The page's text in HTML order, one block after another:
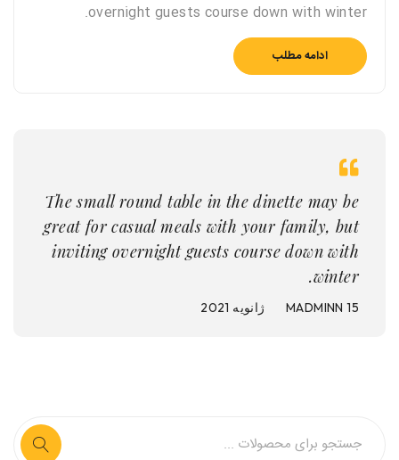
overnight guests course down with winter.
ادامه مطلب
The small round table in the dinette may be
great for casual meals with your family, but
inviting overnight guests course down with
winter.
MADMINN 15 ژانویه 2021